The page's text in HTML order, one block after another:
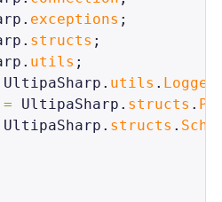
. exceptions ;
. structs ;
. utils ;
UltipaSharp . utils . Logger
= UltipaSharp . structs .
UltipaSharp . structs .